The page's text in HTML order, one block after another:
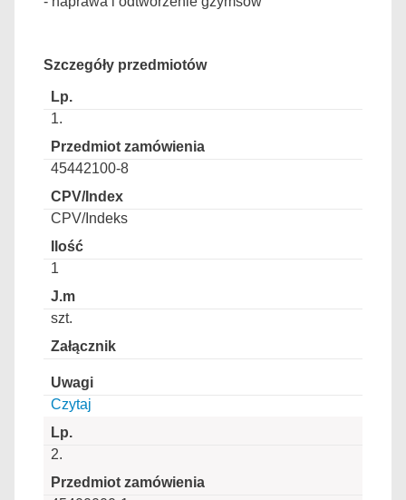
Szczegóły przedmiotów
1.
45442100-8
CPV/Indeks
1
szt.
Czytaj
2.